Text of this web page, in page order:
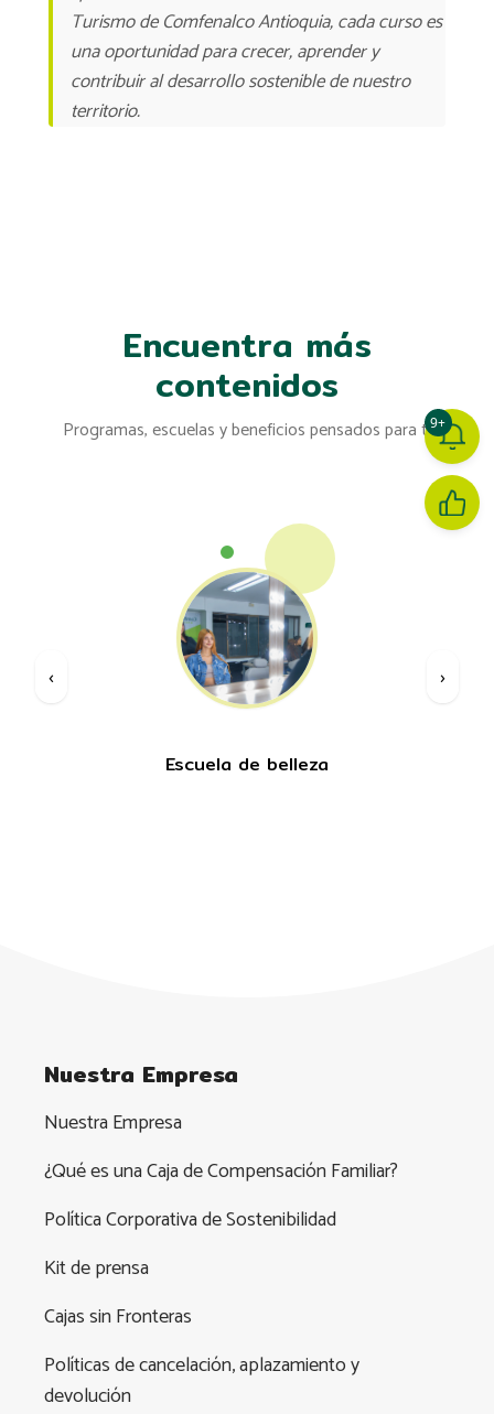
9+
Turismo de Comfenalco Antioquia, cada curso es
una oportunidad para crecer, aprender y
contribuir al desarrollo sostenible de nuestro
territorio.
Encuentra más
contenidos
Programas, escuelas y beneficios pensados para ti
Escuela de belleza
‹ ›
Nuestra Empresa
Nuestra Empresa
¿Qué es una Caja de Compensación Familiar?
Política Corporativa de Sostenibilidad
Kit de prensa
Cajas sin Fronteras
Políticas de cancelación, aplazamiento y
devolución